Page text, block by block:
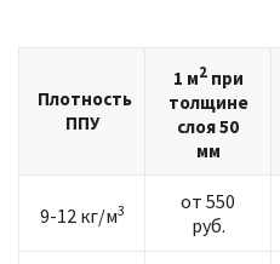
Плотность
ППУ
1 м2при
толщине
слоя 50
мм
9-12 кг/м3
от 550
руб.